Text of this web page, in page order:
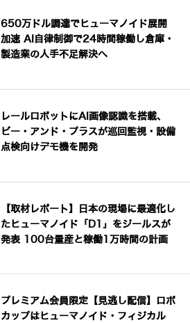
650万ドル調達でヒューマノイド展開
加速 AI自律制御で24時間稼働し倉庫・
製造業の人手不足解決へ
レールロボットにAI画像認識を搭載、
ビー・アンド・プラスが巡回監視・設備
点検向けデモ機を開発
【取材レポート】日本の現場に最適化し
たヒューマノイド「D1」をジールスが
発表 100台量産と稼働1万時間の計画
プレミアム会員限定【見逃し配信】ロボ
カップはヒューマノイド・フィジカル